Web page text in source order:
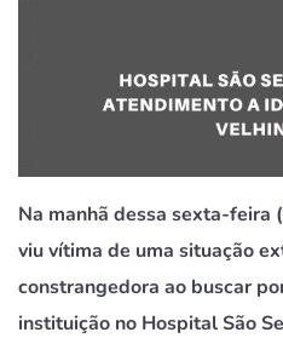
Na manhã dessa sexta-feira
viu vítima de uma situação
constrangedora ao buscar
instituição no Hospital São